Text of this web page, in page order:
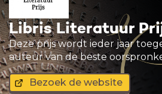
Libris Literatuur
Deze prijs wordt ieder jaar
auteur van de beste
Nederlandstalige roman van
winnaar ontvangt 50.000 euro en een bronzen
Bezoek de website